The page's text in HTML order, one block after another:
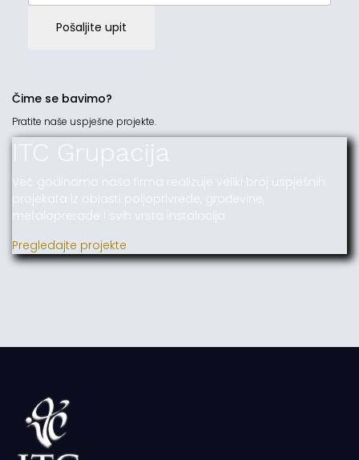
Pošaljite upit
Čime se bavimo?
Pratite naše uspješne projekte.
ITC Grupacija
Već godinama naša firma realizuje veliki broj uspješnih
projekata iz oblasti poljoprivrede, građevine,
metaloprerade i svih vrsta instalacija.
Pregledajte projekte